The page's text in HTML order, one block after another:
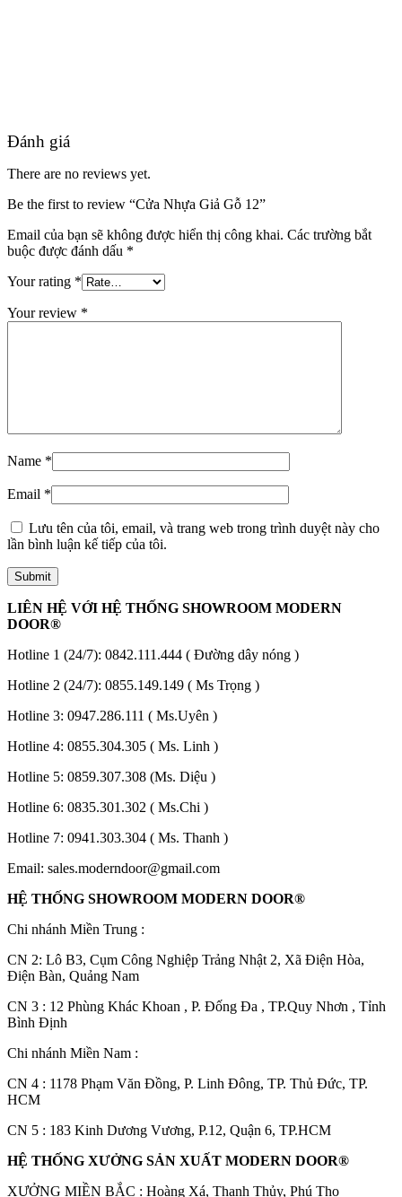
Tuyển Dụng
Đối Tác
Đánh giá
There are no reviews yet.
Be the first to review “Cửa Nhựa Giả Gỗ 12”
Email của bạn sẽ không được hiển thị công khai. Các trường bắt
buộc được đánh dấu *
Your rating *
Your review *
Name *
Email *
Lưu tên của tôi, email, và trang web trong trình duyệt này cho
lần bình luận kế tiếp của tôi.
LIÊN HỆ VỚI HỆ THỐNG SHOWROOM MODERN
DOOR®
Hotline 1 (24/7): 0842.111.444 ( Đường dây nóng )
Hotline 2 (24/7): 0855.149.149 ( Ms Trọng )
Hotline 3: 0947.286.111 ( Ms.Uyên )
Hotline 4: 0855.304.305 ( Ms. Linh )
Hotline 5: 0859.307.308 (Ms. Diệu )
Hotline 6: 0835.301.302 ( Ms.Chi )
Hotline 7: 0941.303.304 ( Ms. Thanh )
Email: sales.moderndoor@gmail.com
HỆ THỐNG SHOWROOM MODERN DOOR®
Chi nhánh Miền Trung :
CN 2: Lô B3, Cụm Công Nghiệp Trảng Nhật 2, Xã Điện Hòa,
Điện Bàn, Quảng Nam
CN 3 : 12 Phùng Khác Khoan , P. Đống Đa , TP.Quy Nhơn , Tỉnh
Bình Định
Chi nhánh Miền Nam :
CN 4 : 1178 Phạm Văn Đồng, P. Linh Đông, TP. Thủ Đức, TP.
HCM
CN 5 : 183 Kinh Dương Vương, P.12, Quận 6, TP.HCM
HỆ THỐNG XƯỞNG SẢN XUẤT MODERN DOOR®
XƯỞNG MIỀN BẮC : Hoàng Xá, Thanh Thủy, Phú Thọ